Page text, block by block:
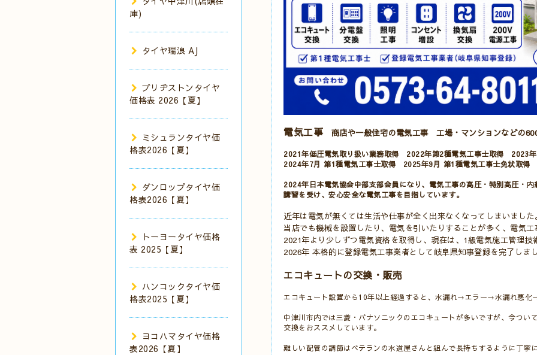
電気工事 商店や一般住宅の電気工事 工場・マンションなどの
2021年低圧電気取り扱い業務取得 2022年第2種電気工事士取得 2023年
2024年7月 第1種電気工事士取得 2025年9月 第1種電気工事士免状取得
2024年日本電気協会中部支部会員になり、電気工事の高圧・特別高圧・
講習を受け、安心安全な電気工事を目指しています。
近年は電気が無くては生活や仕事が全く出来なくなってしまいました
当店でも機械を設置したり、電気を引いたりすることが多く、電気
2021年より少しずつ電気資格を取得し、現在は、1級電気施工管理技
2026年 本格的に登録電気工事業者として岐阜県知事登録を完了しま
エコキュートの交換・販売
エコキュート設置から10年以上経過すると、水漏れ→エラー→水漏れ悪化
中津川市内では三菱・パナソニックのエコキュートが多いですが、今つい
交換をおススメしています。
難しい配管の調節はベテランの水道屋さんと組んで長持ちするように丁寧
庫)
タイヤ瑞浪 AJ
ブリヂストンタイヤ
価格表 2026【夏】
ミシュランタイヤ価
格表2026【夏】
ダンロップタイヤ価
格表2026【夏】
トーヨータイヤ価格
表 2025【夏】
ハンコックタイヤ価
格表2025【夏】
ヨコハマタイヤ価格
表2026【夏】